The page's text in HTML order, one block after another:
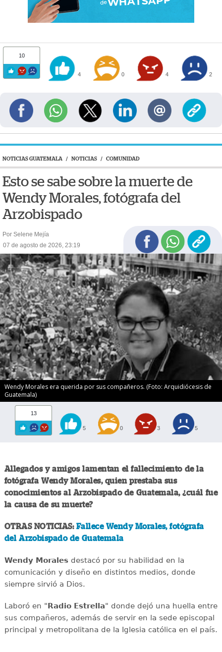
10
4 0 4 2
NOTICIAS GUATEMALA / NOTICIAS / COMUNIDAD
Esto se sabe sobre la muerte de
Wendy Morales, fotógrafa del
Arzobispado
Por Selene Mejía
07 de agosto de 2026, 23:19
Wendy Morales era querida por sus compañeros. (Foto: Arquidiócesis de
Guatemala)
13
5 0 3 5
Allegados y amigos lamentan el fallecimiento de la
fotógrafa Wendy Morales, quien prestaba sus
conocimientos al Arzobispado de Guatemala, ¿cuál fue
la causa de su muerte?
OTRAS NOTICIAS: Fallece Wendy Morales, fotógrafa
del Arzobispado de Guatemala
Wendy Moralesdestacó por su habilidad en la
comunicación y diseño en distintos medios, donde
siempre sirvió a Dios.
Laboró en "Radio Estrella" donde dejó una huella entre
sus compañeros, además de servir en la sede episcopal
principal y metropolitana de la Iglesia católica en el país.